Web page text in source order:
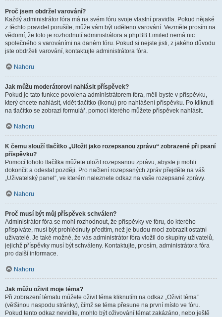
Proč jsem obdržel varování?
Každý administrátor fóra má na svém fóru svoje vlastní pravidla. Pokud nějaké
z těchto pravidel porušíte, může vám být uděleno varování. Vezměte prosím na
vědomí, že toto je rozhodnutí administrátora a phpBB Limited nemá nic
společného s varováními na daném fóru. Pokud si nejste jisti, z jakého důvodu
jste obdrželi varování, kontaktujte administrátora fóra.
Nahoru
Jak můžu moderátorovi nahlásit příspěvek?
Pokud je tato funkce povolena administrátorem fóra, měli byste v příspěvku,
který chcete nahlásit, vidět tlačítko (ikonu) pro nahlášení příspěvku. Po kliknutí
na tlačítko se zobrazí formulář, pomocí kterého můžete příspěvek nahlásit.
Nahoru
K čemu slouží tlačítko „Uložit jako rozepsanou zprávu“ zobrazené při psaní
příspěvku?
Pomocí tohoto tlačítka můžete uložit rozepsanou zprávu, abyste ji mohli
dokončit a odeslat později. Pro načtení rozepsaných zpráv přejděte na váš
„Uživatelský panel“, ve kterém naleznete odkaz na vaše rozepsané zprávy.
Nahoru
Proč musí být můj příspěvek schválen?
Administrátor fóra se mohl rozhodnout, že příspěvky ve fóru, do kterého
přispíváte, musí být prohlédnuty předtím, než je budou moci zobrazit ostatní
uživatelé. Je také možné, že vás administrátor fóra vložil do skupiny uživatelů,
jejichž příspěvky musí být schváleny. Kontaktujte, prosím, administrátora fóra
pro další informace.
Nahoru
Jak můžu oživit moje téma?
Při zobrazení tématu můžete oživit téma kliknutím na odkaz „Oživit téma“
(většinou naspodu stránky), čímž se téma přesune na první místo ve fóru.
Pokud tento odkaz nevidíte, mohlo být oživování témat zakázáno, nebo ještě